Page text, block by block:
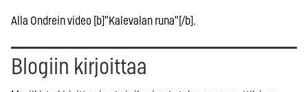
Alla Ondrein video [b]"Kalevalan runa"[/b].
Blogiin kirjoittaa